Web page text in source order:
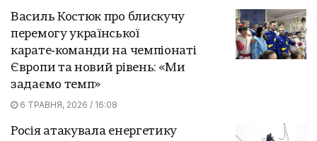
Василь Костюк про блискучу
перемогу української
карате‑команди на чемпіонаті
Європи та новий рівень: «Ми
задаємо темп»
6 ТРАВНЯ, 2026 / 16:08
Росія атакувала енергетику